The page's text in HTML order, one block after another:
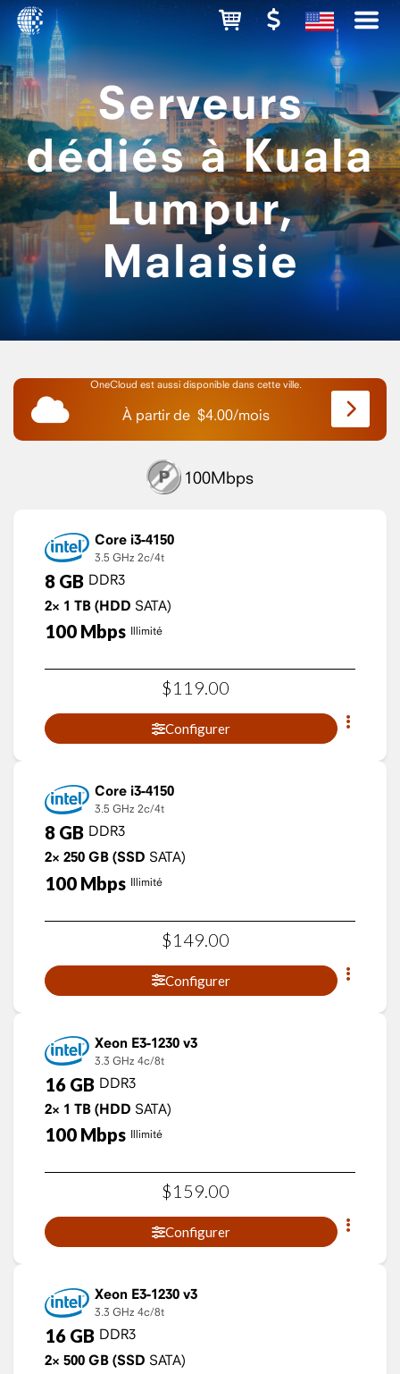
Serveurs
dédiés à Kuala
Lumpur,
Malaisie
OneCloud est aussi disponible dans cette ville.
À partir de $4.00/mois
100Mbps
Core i3-4150
3.5 GHz 2c/4t
8 GB DDR3
2× 1 TB (HDD SATA)
100 Mbps Illimité
$119.00
Configurer
Core i3-4150
3.5 GHz 2c/4t
8 GB DDR3
2× 250 GB (SSD SATA)
100 Mbps Illimité
$149 00
Configurer
Xeon E3-1230 v3
3.3 GHz 4c/8t
16 GB DDR3
2× 1 TB (HDD SATA)
100 Mbps Illimité
$159.00
Configurer
Xeon E3-1230 v3
3.3 GHz 4c/8t
16 GB DDR3
2× 500 GB (SSD SATA)